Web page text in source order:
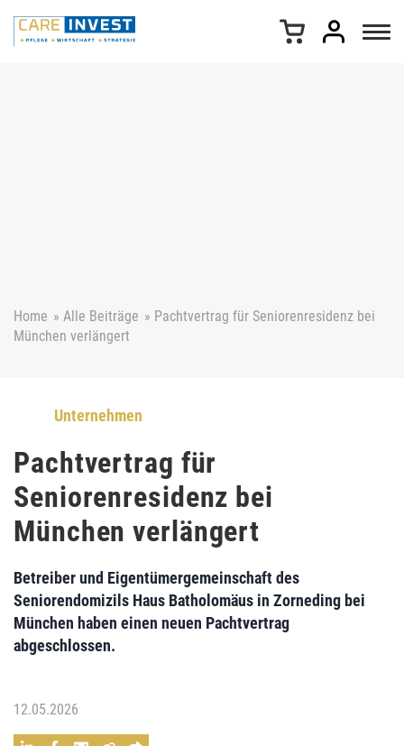
Home » Alle Beiträge » Pachtvertrag für Seniorenresidenz bei
München verlängert
Unternehmen
Pachtvertrag für
Seniorenresidenz bei
München verlängert
Betreiber und Eigentümergemeinschaft des
Seniorendomizils Haus Batholomäus in Zorneding bei
München haben einen neuen Pachtvertrag
abgeschlossen.
12.05.2026